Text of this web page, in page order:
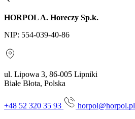
HORPOL A. Horeczy Sp.k.
NIP: 554-039-40-86
ul. Lipowa 3, 86-005 Lipniki
Białe Błota, Polska
+48 52 320 35 93 horpol@horpol.pl